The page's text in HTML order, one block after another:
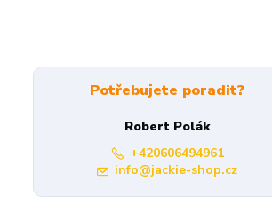
Potřebujete poradit?
Robert Polák
+420606494961
info@jackie-shop.cz